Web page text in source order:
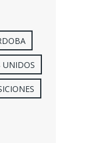
UNIDOS